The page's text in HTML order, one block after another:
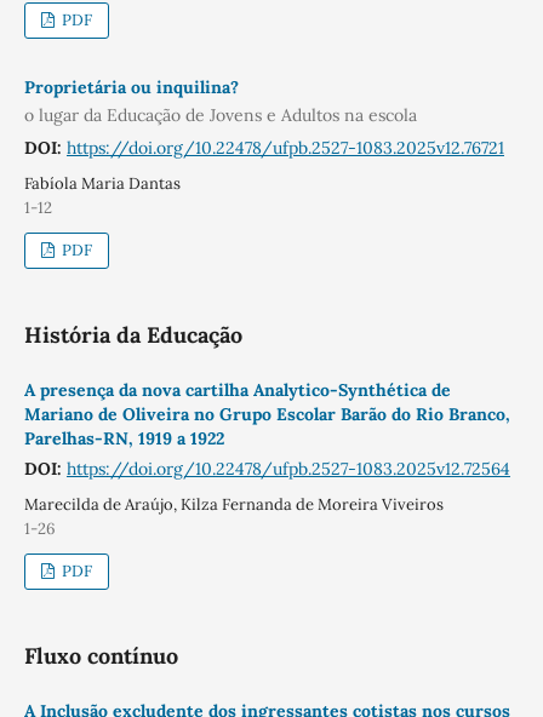
PDF
Proprietária ou inquilina?
o lugar da Educação de Jovens e Adultos na escola
DOI: https://doi.org/10.22478/ufpb.2527-1083.2025v12.76721
Fabíola Maria Dantas
1-12
PDF
História da Educação
A presença da nova cartilha Analytico-Synthética de
Mariano de Oliveira no Grupo Escolar Barão do Rio Branco,
Parelhas-RN, 1919 a 1922
DOI: https://doi.org/10.22478/ufpb.2527-1083.2025v12.72564
Marecilda de Araújo, Kilza Fernanda de Moreira Viveiros
1-26
PDF
Fluxo contínuo
A Inclusão excludente dos ingressantes cotistas nos cursos